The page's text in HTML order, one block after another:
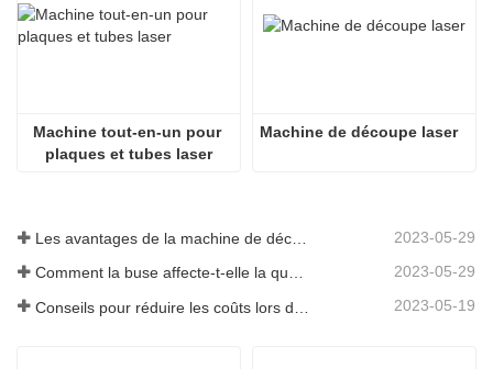
Machine tout-en-un pour
plaques et tubes laser
Machine de découpe laser
2023-05-29
Comment la buse affecte-t-elle la qualité de la découpe laser ? 2023-05-29
2023-05-19